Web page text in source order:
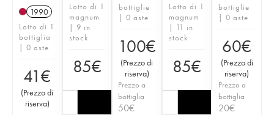
1990
Lotto di 1
bottiglia
| 0 aste
41€
(Prezzo di
riserva)
Lotto di 1
magnum
| 9 in
stock
85€
bottiglie
| 0 aste
100€
(Prezzo di
riserva)
Prezzo a
bottiglia
50€
Lotto di 1
magnum
| 11 in
stock
85€
bottiglie
| 0 aste
60€
(Prezzo di
riserva)
Prezzo a
bottiglia
20€